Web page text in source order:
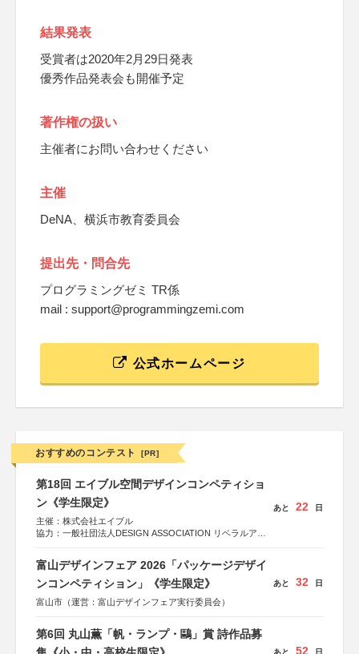
結果発表
受賞者は2020年2月29日発表
優秀作品発表会も開催予定
著作権の扱い
主催者にお問い合わせください
主催
DeNA、横浜市教育委員会
提出先・問合先
プログラミングゼミ TR係
mail : support@programmingzemi.com
公式ホームページ
おすすめのコンテスト [PR]
第18回 エイブル空間デザインコンペティショ
ン《学生限定》
主催：株式会社エイブル
協力：一般社団法人DESIGN ASSOCIATION リベラルアー
運営：TOKYO COMPANY株式会社
あと 22 日
富山デザインフェア 2026「パッケージデザイ
ンコンペティション」《学生限定》
富山市（運営：富山デザインフェア実行委員会）
あと 32 日
第6回 丸山薫「帆・ランプ・鷗」賞 詩作品募
あと 52 日